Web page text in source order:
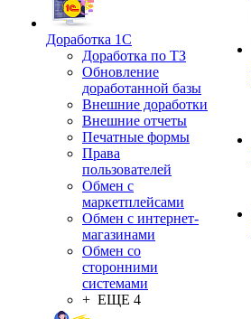
Доработка 1С
Доработка по ТЗ
Обновление
доработанной базы
Внешние доработки
Внешние отчеты
Печатные формы
Права
пользователей
Обмен с
маркетплейсами
Обмен с интернет-
магазинами
Обмен со
сторонними
системами
+ ЕЩЕ 4